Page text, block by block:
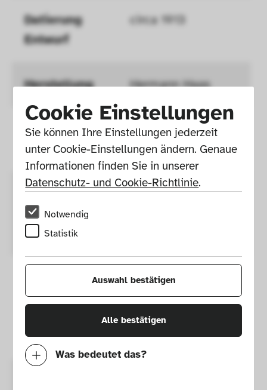
Cookie Einstellungen
Sie können Ihre Einstellungen jederzeit
unter Cookie-Einstellungen ändern. Genaue
Informationen finden Sie in unserer
Datenschutz- und Cookie-Richtlinie.
Notwendig
Statistik
Auswahl bestätigen
Alle bestätigen
Was bedeutet das?
Datierung
Entwurf
circa 1913
Herstellung Hermann Haas
Herstellungs­
ort
Niederlande,
Europa
GND
Maße
Höhe: 11 cm,
Technik
Feines Peddigrohr,
Standring aus
umflochtener
Weide